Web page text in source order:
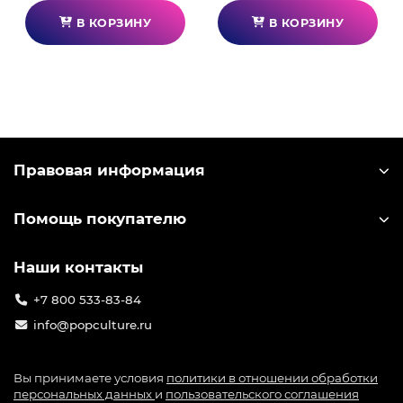
В КОРЗИНУ В КОРЗИНУ
Правовая информация
Помощь покупателю
Наши контакты
+7 800 533-83-84
info@popculture.ru
Вы принимаете условия политики в отношении обработки
персональных данных и пользовательского соглашения